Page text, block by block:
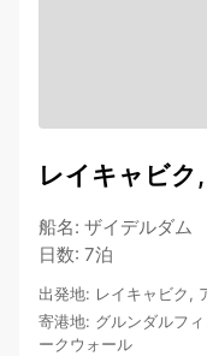
レイキャビク
船名: ザイデルダム
日数: 7泊
出発地: レイキャビク,
寄港地: グルンダルフ
ークウォール